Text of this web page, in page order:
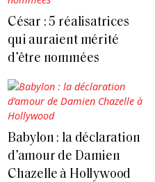
César : 5 réalisatrices
qui auraient mérité
d’être nommées
Babylon : la déclaration
d’amour de Damien
Chazelle à Hollywood